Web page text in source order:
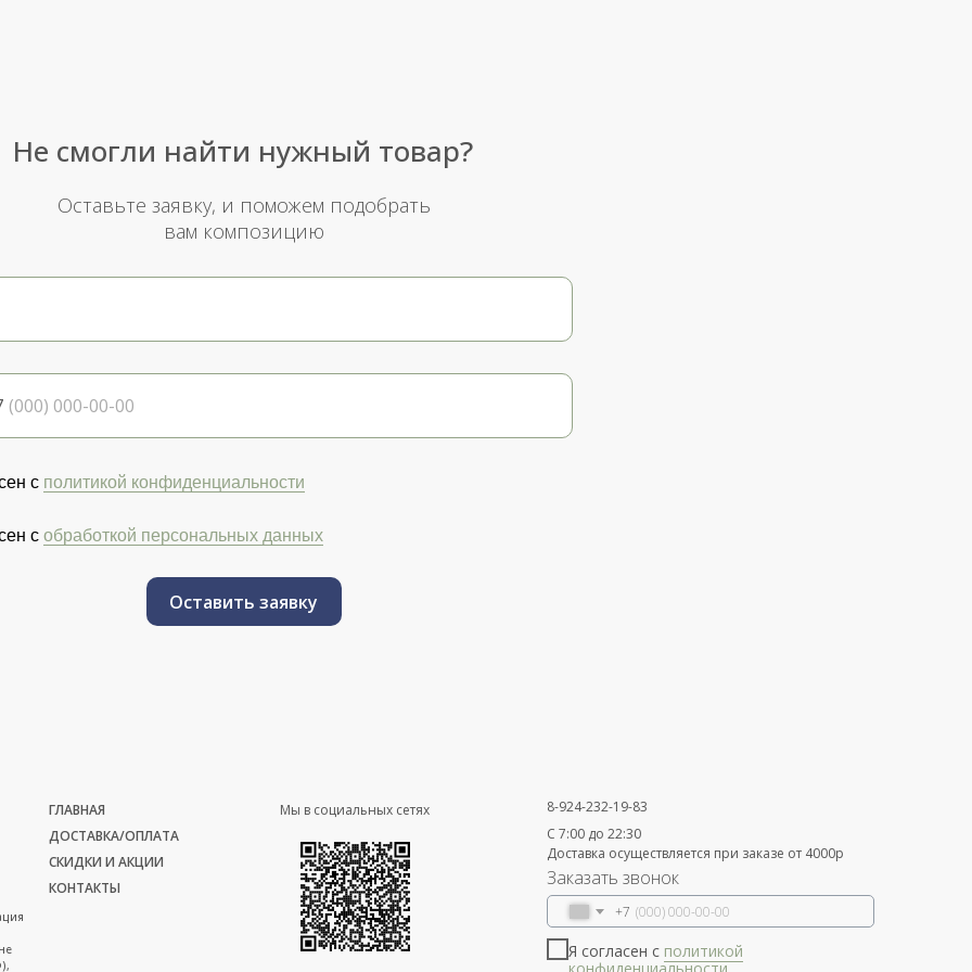
с политикой конфиденциальности
с обработкой персональных данных
Оставить заявку
Не смогли найти нужный товар?
Оставьте заявку, и поможем подобрать
вам композицию
ГЛАВНАЯ
ДОСТАВКА/ОПЛАТА
СКИДКИ И АКЦИИ
КОНТАКТЫ
8-924-232-19-83
С 7:00 до 22:30
Доставка осуществляется при заказе от 4000р
Мы в социальных сетях
Заказать звонок
+7
Я согласен с политикой